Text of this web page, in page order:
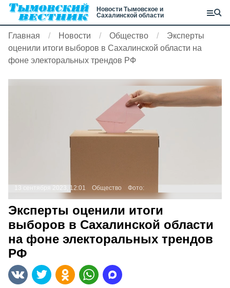
Новости Тымовское и
Сахалинской области
Главная Новости Общество
Эксперты
оценили итоги выборов в Сахалинской области на
фоне электоральных трендов РФ
13 сентября 2023, 12:01 Общество Фото:
Эксперты оценили итоги
выборов в Сахалинской области
на фоне электоральных трендов
РФ